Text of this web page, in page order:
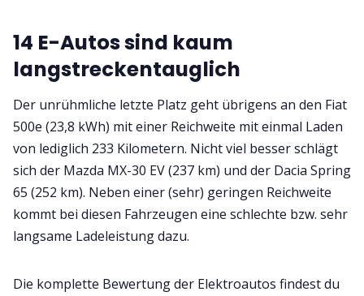
14 E-Autos sind kaum
langstreckentauglich
Der unrühmliche letzte Platz geht übrigens an den Fiat
500e (23,8 kWh) mit einer Reichweite mit einmal Laden
von lediglich 233 Kilometern. Nicht viel besser schlägt
sich der Mazda MX-30 EV (237 km) und der Dacia Spring
65 (252 km). Neben einer (sehr) geringen Reichweite
kommt bei diesen Fahrzeugen eine schlechte bzw. sehr
langsame Ladeleistung dazu.
Die komplette Bewertung der Elektroautos findest du